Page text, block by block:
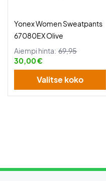
Yonex Women Sweatpants
67080EX Olive
Aiempi hinta: 69,95
30,00 €
Valitse koko